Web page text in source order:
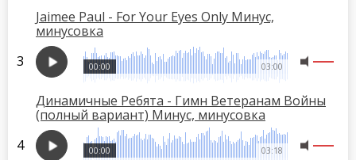
Jaimee Paul - For Your Eyes Only Минус,
минусовка
03:00
00:00
Динамичные Ребята - Гимн Ветеранам Войны
(полный вариант) Минус, минусовка
03:18
00:00